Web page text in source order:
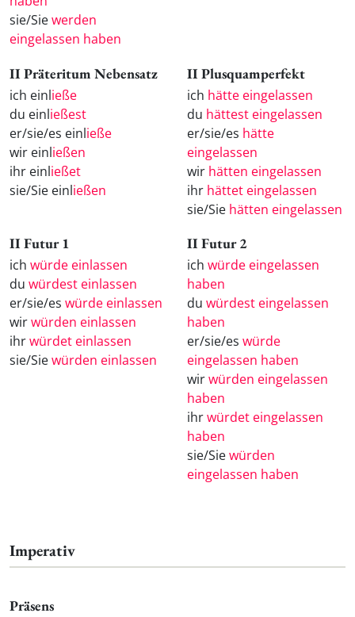
sie/Siewerden
eingelassen haben
II Präteritum Nebensatz
ich einließe
du einließest
er/sie/es einließe
wir einließen
ihr einließet
sie/Sie einließen
II Plusquamperfekt
ich hätte eingelassen
du hättest eingelassen
er/sie/es hätte
eingelassen
wir hätten eingelassen
ihr hättet eingelassen
sie/Sie hätten eingelassen
II Futur 1
ich würde einlassen
du würdest einlassen
er/sie/es würde einlassen
wirwürden einlassen
ihrwürdet einlassen
sie/Siewürden einlassen
II Futur 2
ich würde eingelassen
haben
du würdest eingelassen
haben
er/sie/es würde
eingelassen haben
wirwürden eingelassen
haben
ihrwürdet eingelassen
haben
sie/Siewürden
eingelassen haben
Imperativ
Präsens